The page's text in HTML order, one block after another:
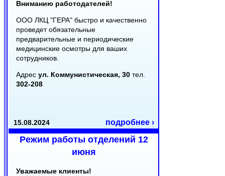
Вниманию работодателей!
ООО ЛКЦ "ГЕРА" быстро и качественно
проведет обязательные
предварительные и периодические
медицинские осмотры для ваших
сотрудников.
Адрес ул. Коммунистическая, 30 тел.
302-208
15.08.2024 подробнее ›
Режим работы отделений 12
июня
Уважаемые клиенты!